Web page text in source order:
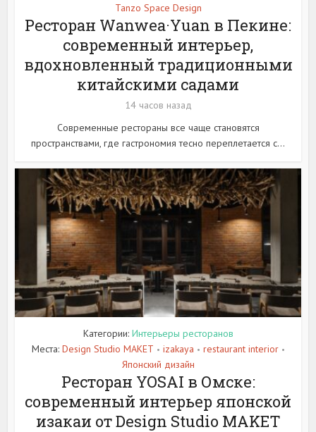
Tanzo Space Design
Ресторан Wanwea·Yuan в Пекине:
современный интерьер,
вдохновленный традиционными
китайскими садами
14 часов назад
Современные рестораны все чаще становятся
пространствами, где гастрономия тесно переплетается с...
Категории: Интерьеры ресторанов
Места: Design Studio MAKET • izakaya • restaurant interior •
Японский дизайн
Ресторан YOSAI в Омске:
современный интерьер японской
изакаи от Design Studio MAKET